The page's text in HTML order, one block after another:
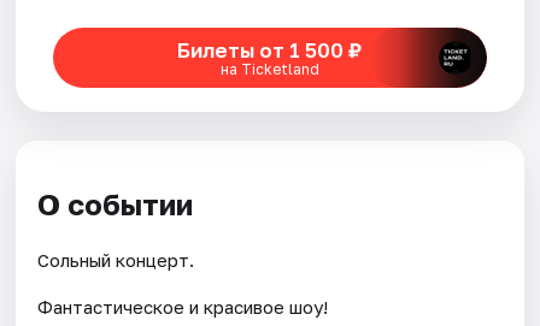
Билеты от 1 500 ₽
на Ticketland
О событии
Сольный концерт.
Фантастическое и красивое шоу!